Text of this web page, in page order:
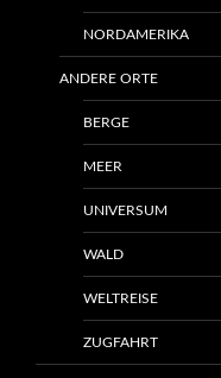
NORDAMERIKA
ANDERE ORTE
BERGE
MEER
UNIVERSUM
WALD
WELTREISE
ZUGFAHRT